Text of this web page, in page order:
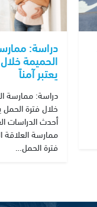
دراسة:
الحميمة
يعتبر آمناً
دراسة: ممارسة
خلال فترة الحمل
أحدث الدراسات
ممارسة العلاقة
فترة الحمل…